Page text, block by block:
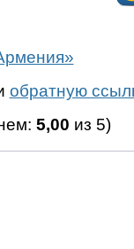
обратную
5,00 из 5)